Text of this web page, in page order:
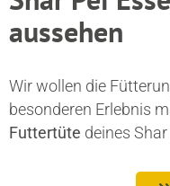
aussehen
Wir wollen die
besonderen Erlebnis
Futtertüte deines